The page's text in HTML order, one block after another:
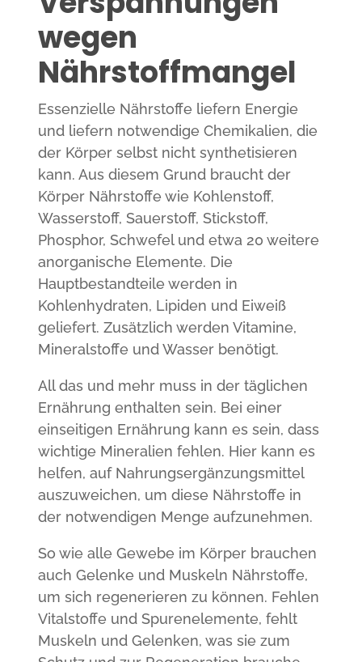
wegen
Nährstoffmangel
Essenzielle Nährstoffe liefern Energie
und liefern notwendige Chemikalien, die
der Körper selbst nicht synthetisieren
kann. Aus diesem Grund braucht der
Körper Nährstoffe wie Kohlenstoff,
Wasserstoff, Sauerstoff, Stickstoff,
Phosphor, Schwefel und etwa 20 weitere
anorganische Elemente. Die
Hauptbestandteile werden in
Kohlenhydraten, Lipiden und Eiweiß
geliefert. Zusätzlich werden Vitamine,
Mineralstoffe und Wasser benötigt.
All das und mehr muss in der täglichen
Ernährung enthalten sein. Bei einer
einseitigen Ernährung kann es sein, dass
wichtige Mineralien fehlen. Hier kann es
helfen, auf Nahrungsergänzungsmittel
auszuweichen, um diese Nährstoffe in
der notwendigen Menge aufzunehmen.
So wie alle Gewebe im Körper brauchen
auch Gelenke und Muskeln Nährstoffe,
um sich regenerieren zu können. Fehlen
Vitalstoffe und Spurenelemente, fehlt
Muskeln und Gelenken, was sie zum